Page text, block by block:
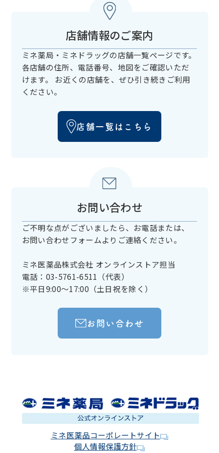
店舗情報のご案内
ミネ薬局・ミネドラッグの店舗一覧ページです。
各店舗の住所、電話番号、 地図をご確認いただ
けます。
お近くの店舗を、ぜひ引き続きご利用
ください。
店舗一覧はこちら
お問い合わせ
ご不明な点がございましたら、お電話または、
お問い合わせフォームよりご連絡ください。
ミネ医薬品株式会社 オンラインストア担当
電話：03-5761-6511（代表）
※平日9:00～17:00（土日祝を除く）
お問い合わせ
ミネ医薬品コーポレートサイト
個人情報保護方針